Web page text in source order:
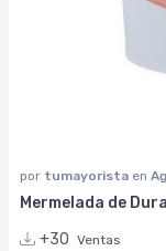
por tumayorista en
Mermelada de
+30 Ventas